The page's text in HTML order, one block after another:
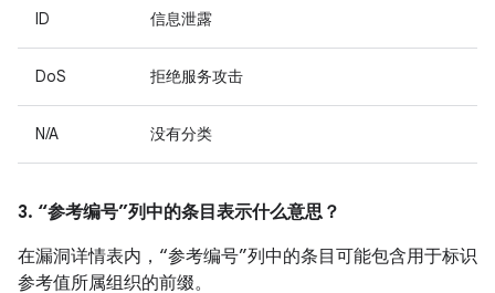
ID 信息泄露
DoS 拒绝服务攻击
N/A 没有分类
3. “参考编号”列中的条目表示什么意思？
在漏洞详情表内，“参考编号”列中的条目可能包含用于标识
参考值所属组织的前缀。